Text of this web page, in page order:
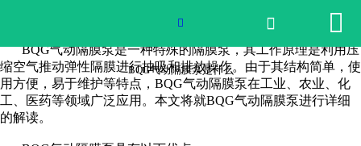
网站首页
2026世界杯官网
产品中心

BQG气动隔膜泵是什么
 
BQG气动隔膜泵是什么
BQG气动隔膜泵是一种特殊的隔膜泵，其工作原理是利用压
缩空气推动弹性隔膜进行抽吸和排放操作。由于其结构简单，使
用方便，易于维护等特点，BQG气动隔膜泵在工业、农业、化
工、医药等领域广泛应用。本文将就BQG气动隔膜泵进行详细
的解读。